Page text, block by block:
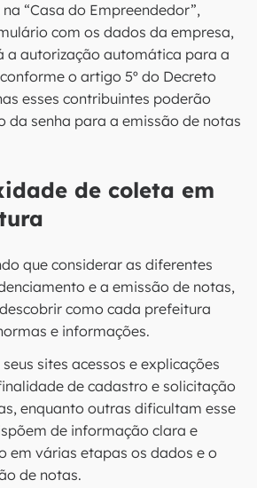
“Casa do Empreendedor”,
com os dados da empresa,
a autorização automática para a
o artigo 5º do Decreto
esses contribuintes poderão
da senha para a emissão de notas
de coleta em
que considerar as diferentes
e a emissão de notas,
como cada prefeitura
e informações.
sites acessos e explicações
de cadastro e solicitação
enquanto outras dificultam esse
de informação clara e
em várias etapas os dados e o
de notas.